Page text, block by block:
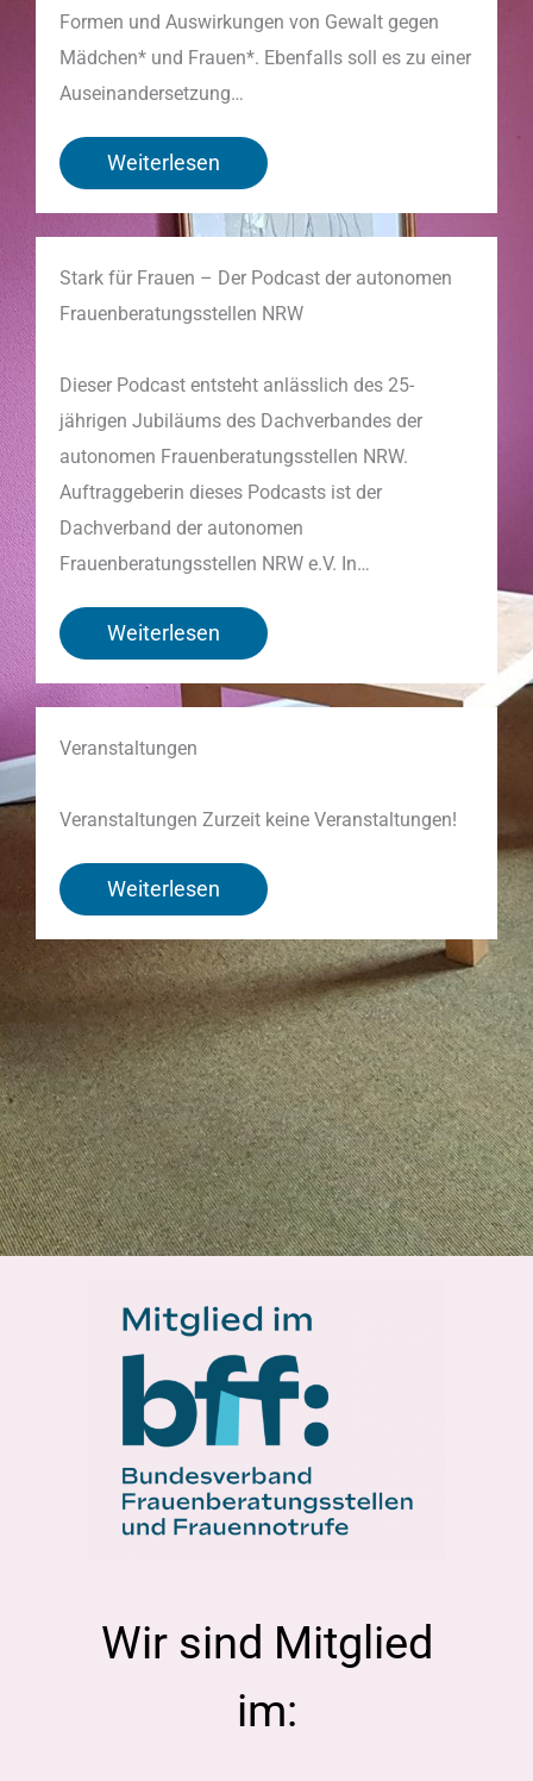
Formen und Auswirkungen von Gewalt gegen
Mädchen* und Frauen*. Ebenfalls soll es zu einer
Auseinandersetzung…
Weiterlesen
Stark für Frauen – Der Podcast der autonomen
Frauenberatungsstellen NRW
Dieser Podcast entsteht anlässlich des 25-
jährigen Jubiläums des Dachverbandes der
autonomen Frauenberatungsstellen NRW.
Auftraggeberin dieses Podcasts ist der
Dachverband der autonomen
Frauenberatungsstellen NRW e.V. In…
Weiterlesen
Veranstaltungen
Veranstaltungen Zurzeit keine Veranstaltungen!
Weiterlesen
Wir sind Mitglied
im: